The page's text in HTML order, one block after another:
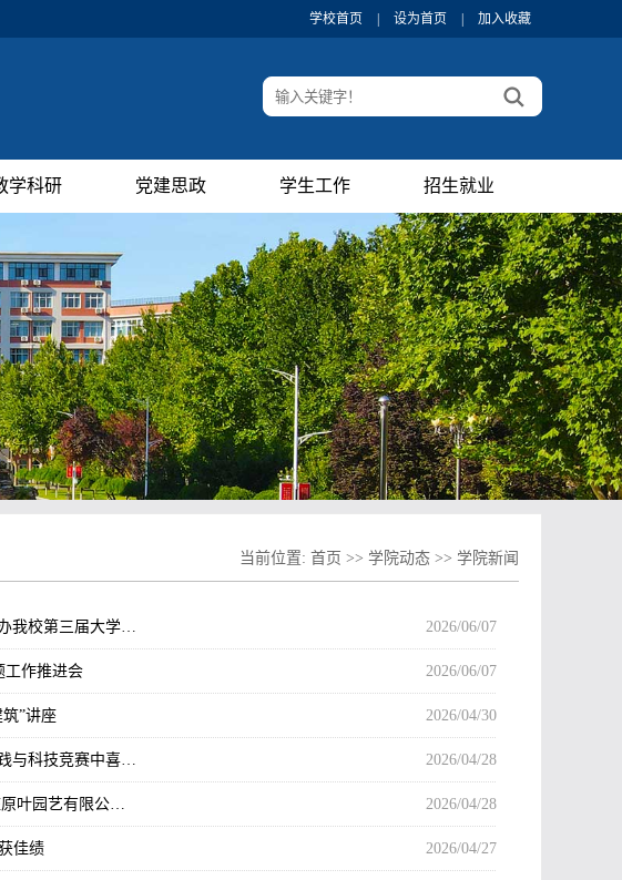
学校首页 设为首页 加入收藏
学科研 党建思政 学生工作 招生就业
当前位置: 首页 >> 学院动态 >> 学院新闻
我校第三届大学… 2026/06/07
作推进会 2026/06/07
”讲座 2026/04/30
与科技竞赛中喜… 2026/04/28
原叶园艺有限公… 2026/04/28
佳绩 2026/04/27